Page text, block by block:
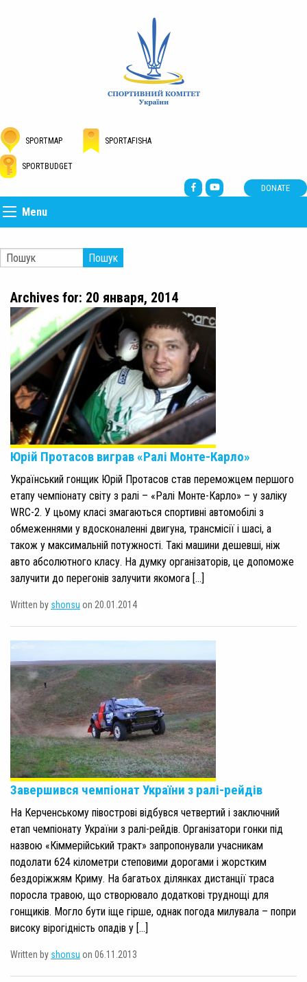
SPORTMAP SPORTAFISHA
SPORTBUDGET
DONATE
Menu
Пошук
Archives for: 20 января, 2014
Юрій Протасов виграв «Ралі Монте-Карло»
Український гонщик Юрій Протасов став переможцем першого
етапу чемпіонату світу з ралі – «Ралі Монте-Карло» – у заліку
WRC-2. У цьому класі змагаються спортивні автомобілі з
обмеженнями у вдосконаленні двигуна, трансмісії і шасі, а
також у максимальній потужності. Такі машини дешевші, ніж
авто абсолютного класу. На думку організаторів, це допоможе
залучити до перегонів залучити якомога […]
Written by shonsu on 20.01.2014
Завершився чемпіонат України з ралі-рейдів
На Керченському півострові відбувся четвертий і заключний
етап чемпіонату України з ралі-рейдів. Організатори гонки під
назвою «Кіммерійський тракт» запропонували учасникам
подолати 624 кілометри степовими дорогами і жорстким
бездоріжжям Криму. На багатьох ділянках дистанції траса
поросла травою, що створювало додаткові труднощі для
гонщиків. Могло бути іще гірше, однак погода милувала – попри
високу вірогідність опадів у […]
Written by shonsu on 06.11.2013